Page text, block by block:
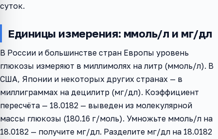
суток.
Единицы измерения: ммоль/л и мг/дл
В России и большинстве стран Европы уровень
глюкозы измеряют в миллимолях на литр (ммоль/л). В
США, Японии и некоторых других странах — в
миллиграммах на децилитр (мг/дл). Коэффициент
пересчёта — 18.0182 — выведен из молекулярной
массы глюкозы (180.16 г/моль). Умножьте ммоль/л на
18.0182 — получите мг/дл. Разделите мг/дл на 18.0182